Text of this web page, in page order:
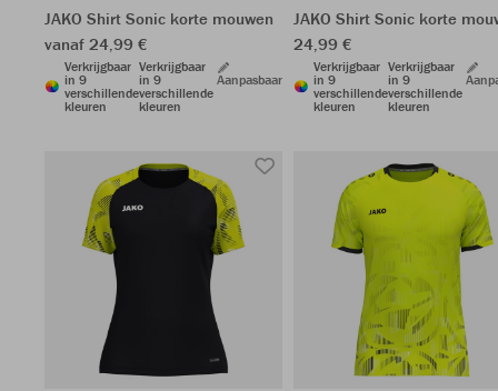
JAKO Shirt Sonic korte mouwen
vanaf 24,99 €
Verkrijgbaar
in 9
verschillende
kleuren
Verkrijgbaar
in 9
verschillende
kleuren
Aanpasbaar
JAKO Shirt Sonic korte
24,99 €
Verkrijgbaar
in 9
verschillende
kleuren
Verkrijgbaar
in 9
verschillende
kleuren